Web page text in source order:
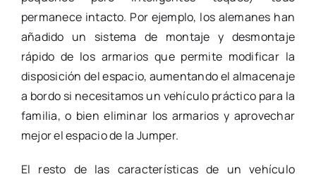
permanece intacto. Por ejemplo, los alemanes han
añadido un sistema de montaje y desmontaje
rápido de los armarios que permite modificar la
disposición del espacio, aumentando el almacenaje
a bordo si necesitamos un vehículo práctico para la
familia, o bien eliminar los armarios y aprovechar
mejor el espacio de la Jumper.
El resto de las características de un vehículo